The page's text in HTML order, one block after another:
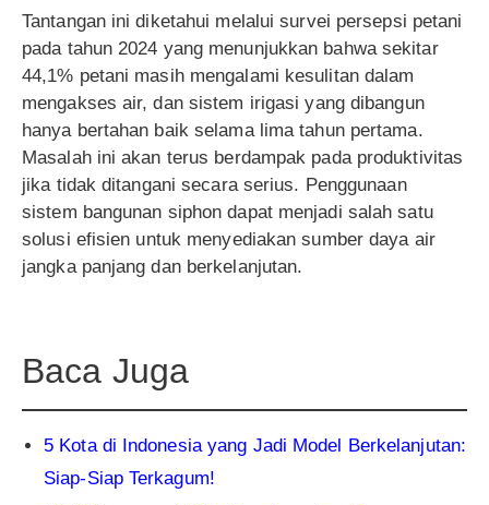
Tantangan ini diketahui melalui survei persepsi petani
pada tahun 2024 yang menunjukkan bahwa sekitar
44,1% petani masih mengalami kesulitan dalam
mengakses air, dan sistem irigasi yang dibangun
hanya bertahan baik selama lima tahun pertama.
Masalah ini akan terus berdampak pada produktivitas
jika tidak ditangani secara serius. Penggunaan
sistem bangunan siphon dapat menjadi salah satu
solusi efisien untuk menyediakan sumber daya air
jangka panjang dan berkelanjutan.
Baca Juga
5 Kota di Indonesia yang Jadi Model Berkelanjutan:
Siap-Siap Terkagum!